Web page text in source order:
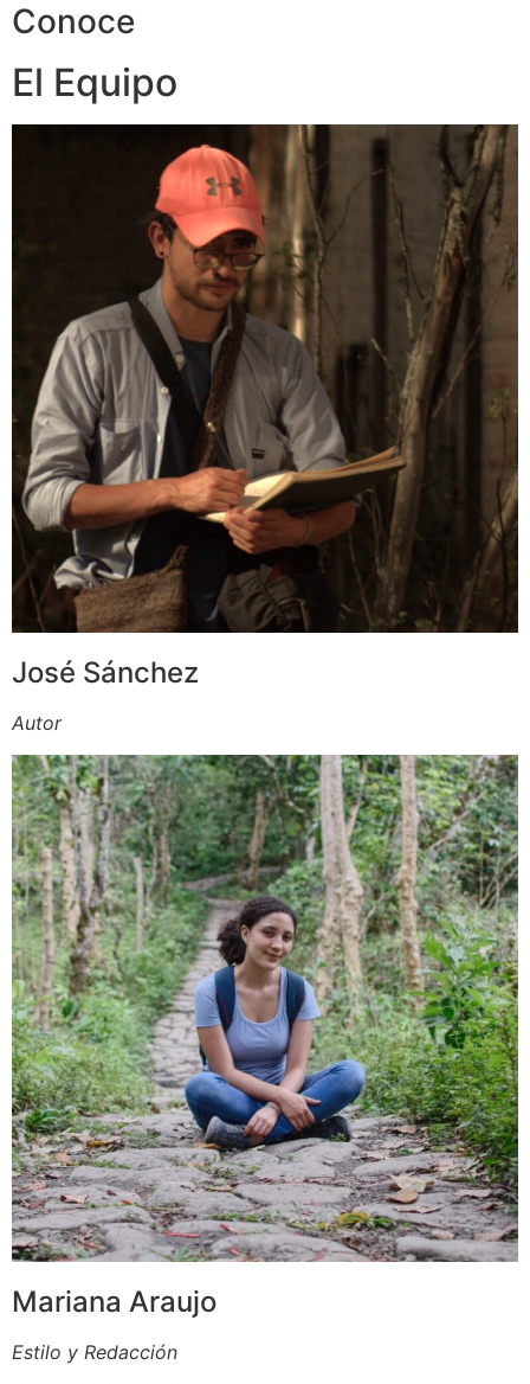
Conoce
El Equipo
José Sánchez
Autor
Mariana Araujo
Estilo y Redacción